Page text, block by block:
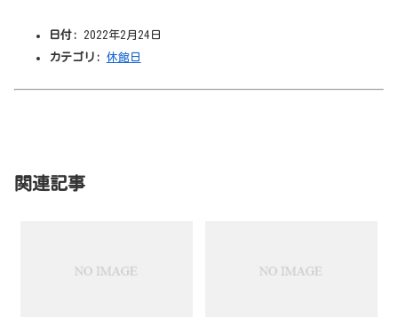
日付:
2022年2月24日
カテゴリ:
休館日
関連記事